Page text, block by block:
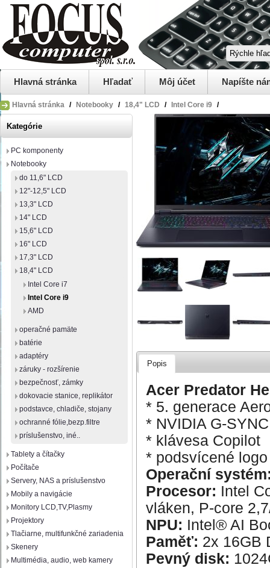
Hlavná stránka Hľadať Môj účet Napíšte
Hlavná stránka / Notebooky / 18,4" LCD / Intel Core i9 /
Kategórie
PC komponenty
Notebooky
do 11,6" LCD
12"-12,5" LCD
13,3" LCD
14" LCD
15,6" LCD
16" LCD
17,3" LCD
18,4" LCD
Intel Core i7
Intel Core i9
AMD
operačné pamäte
batérie
adaptéry
záruky - rozšírenie
bezpečnosť, zámky
dokovacie stanice, replikátor
podstavce, chladiče, stojany
ochranné fólie,bezp.filtre
príslušenstvo, iné..
Tablety a čítačky
Počítače
Servery, NAS a príslušenstvo
Mobily a navigácie
Monitory LCD,TV,Plasmy
Projektory
Tlačiarne, multifunkčné zariadenia
Skenery
Multimédia, audio, web kamery
Popis
Acer Predator
* 5. generace
* NVIDIA G-
* klávesa Copilot
* podsvícené logo
Operační
Procesor: Intel
vláken, P-core
NPU: Intel® AI
Paměť: 2x 16GB
Pevný disk: